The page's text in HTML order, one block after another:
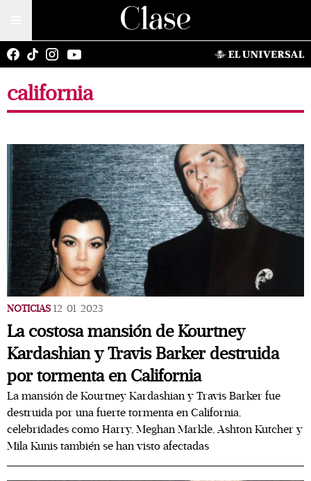
california
NOTICIAS 12/01/2023
La costosa mansión de Kourtney
Kardashian y Travis Barker destruida
por tormenta en California
La mansión de Kourtney Kardashian y Travis Barker fue
destruida por una fuerte tormenta en California,
celebridades como Harry, Meghan Markle, Ashton Kutcher y
Mila Kunis también se han visto afectadas